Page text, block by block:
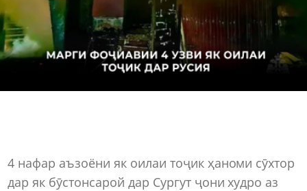
4 нафар аъзоёни як оилаи тоҷик ҳаноми сӯхтор
дар як бӯстонсарой дар Сургут ҷони худро аз